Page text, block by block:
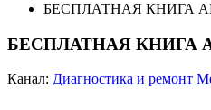
БЕСПЛАТНАЯ КНИГА
БЕСПЛАТНАЯ КНИГА
Канал: Диагностика и ремонт